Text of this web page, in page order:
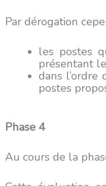
Par dérogation
les postes
présentant
dans
postes
Phase 4
Au cours de la